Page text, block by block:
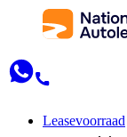
Leasevoorraad